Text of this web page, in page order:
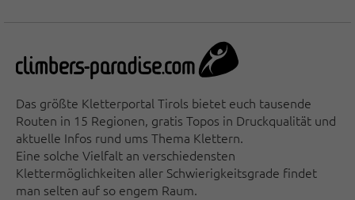
Das größte Kletterportal Tirols bietet euch tausende
Routen in 15 Regionen, gratis Topos in Druckqualität und
aktuelle Infos rund ums Thema Klettern.
Eine solche Vielfalt an verschiedensten
Klettermöglichkeiten aller Schwierigkeitsgrade findet
man selten auf so engem Raum.